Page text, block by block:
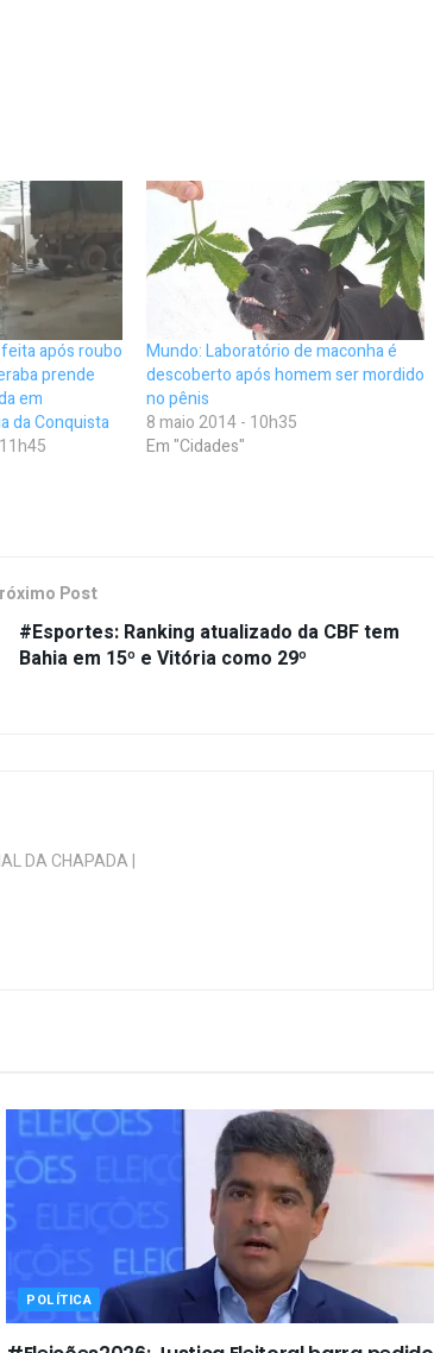
após roubo
prende
em
da Conquista
Mundo: Laboratório de maconha é
descoberto após homem ser mordido
no pênis
8 maio 2014 - 10h35
Em "Cidades"
Post
#Esportes: Ranking atualizado da CBF tem
Bahia em 15º e Vitória como 29º
DA CHAPADA |
POLÍTICA